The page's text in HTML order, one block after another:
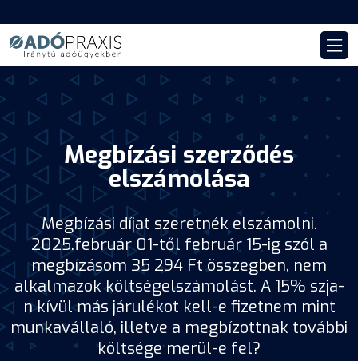
Megbízási szerződés
elszámolása
Megbízási díjat szeretnék elszámolni.
2025.február 01-től február 15-ig szól a
megbízásom 35 294 Ft összegben, nem
alkalmazok költségelszámolást. A 15% szja-
n kívül más járulékot kell-e fizetnem mint
munkavállaló, illetve a megbízottnak további
költsége merül-e fel?